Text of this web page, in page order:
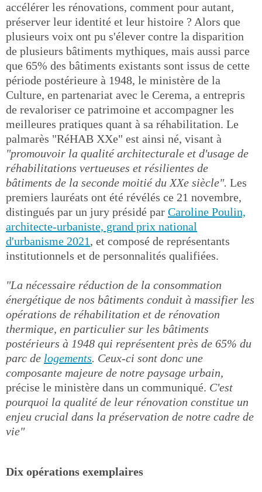
accélérer les rénovations, comment pour autant,
préserver leur identité et leur histoire ? Alors que
plusieurs voix ont pu s'élever contre la disparition
de plusieurs bâtiments mythiques, mais aussi parce
que 65% des bâtiments existants sont issus de cette
période postérieure à 1948, le ministère de la
Culture, en partenariat avec le Cerema, a entrepris
de revaloriser ce patrimoine et accompagner les
meilleures pratiques quant à sa réhabilitation. Le
palmarès "RéHAB XXe" est ainsi né, visant à
"promouvoir la qualité architecturale et d'usage de
réhabilitations vertueuses et résilientes de
bâtiments de la seconde moitié du XXe siècle". Les
premiers lauréats ont été révélés ce 21 novembre,
distingués par un jury présidé par Caroline Poulin,
architecte-urbaniste, grand prix national
d'urbanisme 2021, et composé de représentants
institutionnels et de personnalités qualifiées.
"La nécessaire réduction de la consommation
énergétique de nos bâtiments conduit à massifier les
opérations de réhabilitation et de rénovation
thermique, en particulier sur les bâtiments
postérieurs à 1948 qui représentent près de 65% du
parc de logements. Ceux-ci sont donc une
composante majeure de notre paysage urbain,
précise le ministère dans un communiqué. C'est
pourquoi la qualité de leur rénovation constitue un
enjeu crucial dans la préservation de notre cadre de
vie"
Dix opérations exemplaires